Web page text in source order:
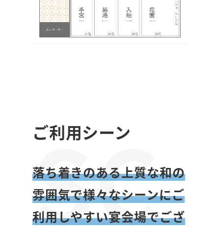
P
SC
ご利用シーン
落ち着きのある上質な和の
雰囲気で様々なシーンにご
利用しやすい宴会場でござ